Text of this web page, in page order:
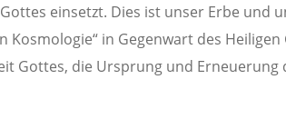
einsetzt. Dies ist unser Erbe und
Kosmologie“ in Gegenwart des Heiligen
Gottes, die Ursprung und Erneuerung